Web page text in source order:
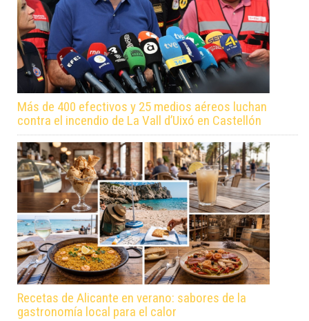
Más de 400 efectivos y 25 medios aéreos luchan
contra el incendio de La Vall d’Uixó en Castellón
Recetas de Alicante en verano: sabores de la
gastronomía local para el calor